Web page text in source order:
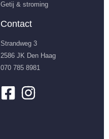
Getij & stroming
Contact
Strandweg 3
2586 JK Den Haag
070 785 8981